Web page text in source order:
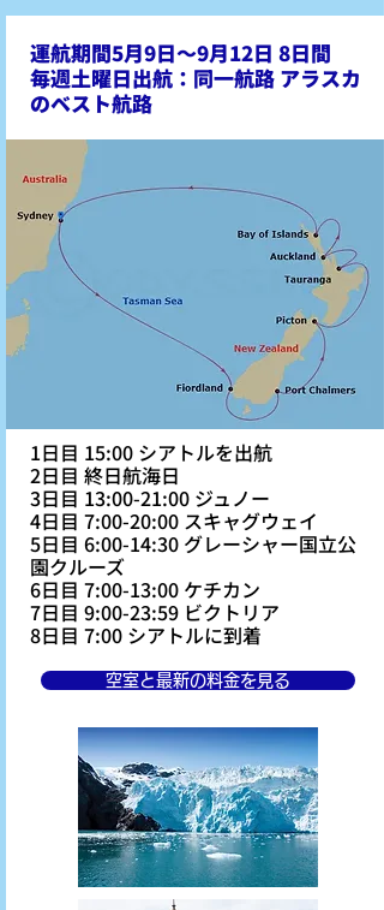
運航期間5月9日～9月12日 8日間
​毎週土曜日出航：同一航路 アラスカ
のベスト航路
1日目 15:00 シアトルを出航
2日目 終日航海日
3日目 13:00-21:00 ジュノー
4日目 7:00-20:00 スキャグウェイ
5日目 6:00-14:30 グレーシャー国立公
園クルーズ
6日目 7:00-13:00 ケチカン
7日目 9:00-23:59 ビクトリア
8日目 7:00 シアトルに到着
空室と最新の料金を見る